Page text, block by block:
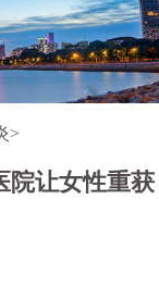
>
院让女性重获